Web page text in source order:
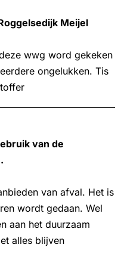
Meijel
wwg word gekeken
ongelukken. Tis
van de
van afval. Het is
wordt gedaan. Wel
aan het duurzaam
alles blijven